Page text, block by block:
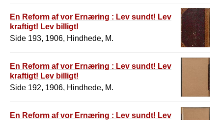
En Reform af vor Ernæring : Lev sundt! Lev
kraftigt! Lev billigt!
Side 193, 1906, Hindhede, M.
En Reform af vor Ernæring : Lev sundt! Lev
kraftigt! Lev billigt!
Side 192, 1906, Hindhede, M.
En Reform af vor Ernæring : Lev sundt! Lev